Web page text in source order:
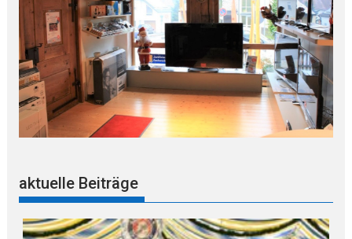
aktuelle Beiträge